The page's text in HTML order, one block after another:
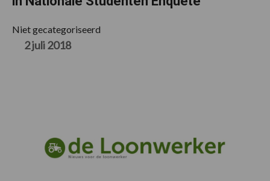
Niet gecategoriseerd
2 juli 2018